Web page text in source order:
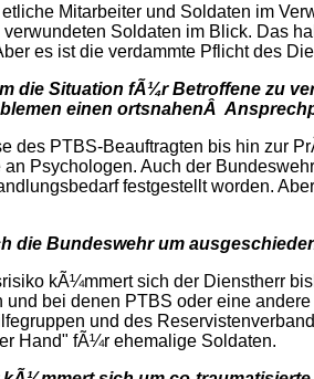
Mitarbeiter und Soldaten im
Soldaten im Blick. Das
es ist die verdammte Pflicht des
die Situation fÃ¼r Betroffene zu
einen ortsnahenÂ
PTBS-Beauftragten bis hin zur
Psychologen. Auch der
festgestellt worden.
die Bundeswehr um
kÃ¼mmert sich der Dienstherr
bei denen PTBS oder eine
und des
Hand" fÃ¼r ehemalige Soldaten.